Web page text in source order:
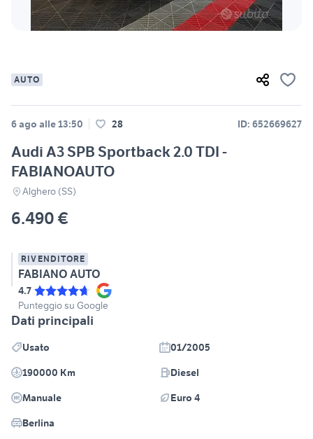
AUTO
6 ago alle 13:50 28 ID: 652669627
Audi A3 SPB Sportback 2.0 TDI -
FABIANOAUTO
Alghero (SS)
6.490 €
RIVENDITORE
FABIANO AUTO
4.7
Punteggio su Google
Dati principali
Usato
01/2005
190000 Km
Diesel
Manuale
Euro 4
Berlina